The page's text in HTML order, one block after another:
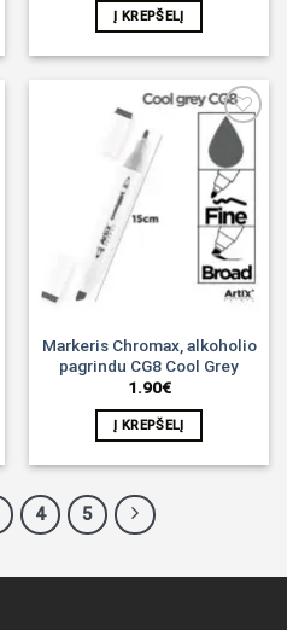
Į KREPŠELĮ
Noriu!
Markeris Chromax, alkoholio
pagrindu CG8 Cool Grey
1.90€
Į KREPŠELĮ
4 5